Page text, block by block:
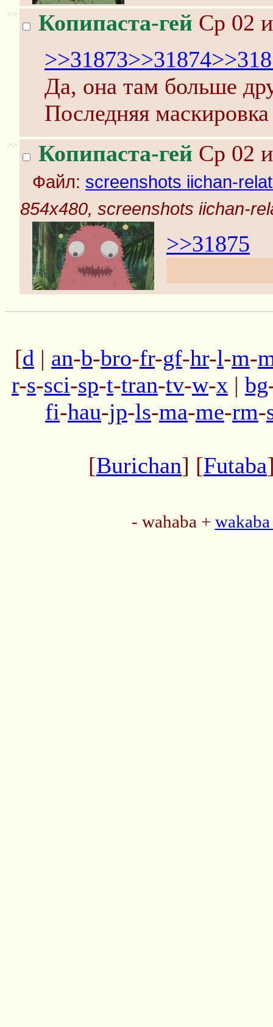
>> Копипаста-гей Ср 02
>>31873>>31874
Да, она там больше
Последняя
>> Копипаста-гей Ср 02
Файл: screenshots iichan-
854x480, screenshots iichan-
>>31875
[d | an-b-bro-fr-gf-hr-l-m-
r-s-sci-sp-t-tran-tv-w-x | bg
fi-hau-jp-ls-ma-me-rm-
[Burichan] [Futaba
- wahaba +